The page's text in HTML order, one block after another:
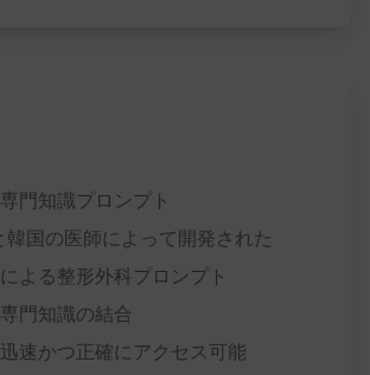
門知識プロンプト
国の医師によって開発された
よる整形外科プロンプト
門知識の結合
速かつ正確にアクセス可能